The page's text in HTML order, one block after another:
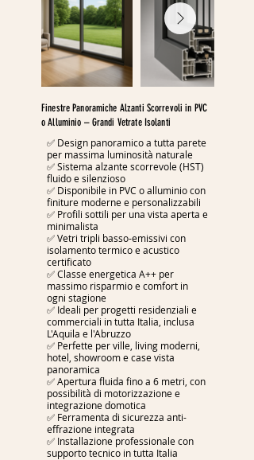
Finestre Panoramiche Alzanti Scorrevoli in PVC
o Alluminio – Grandi Vetrate Isolanti
✅ Design panoramico a tutta parete
per massima luminosità naturale
✅ Sistema alzante scorrevole (HST)
fluido e silenzioso
✅ Disponibile in PVC o alluminio con
finiture moderne e personalizzabili
✅ Profili sottili per una vista aperta e
minimalista
✅ Vetri tripli basso-emissivi con
isolamento termico e acustico
certificato
✅ Classe energetica A++ per
massimo risparmio e comfort in
ogni stagione
✅ Ideali per progetti residenziali e
commerciali in tutta Italia, inclusa
L'Aquila e l'Abruzzo
✅ Perfette per ville, living moderni,
hotel, showroom e case vista
panoramica
✅ Apertura fluida fino a 6 metri, con
possibilità di motorizzazione e
integrazione domotica
✅ Ferramenta di sicurezza anti-
effrazione integrata
✅ Installazione professionale con
supporto tecnico in tutta Italia